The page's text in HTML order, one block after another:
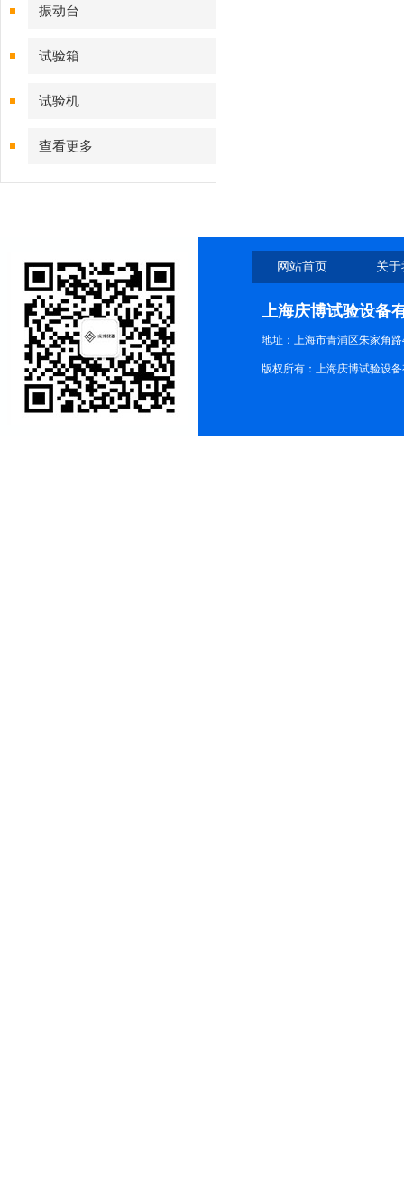
振动台
试验箱
试验机
查看更多
网站首页 关
上海庆博试验设备
地址：上海市青浦区朱家角路
版权所有：上海庆博试验设